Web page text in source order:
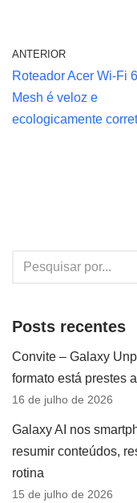
ANTERIOR
Roteador Acer Wi-Fi
Mesh é veloz e
ecologicamente
Posts recentes
Convite – Galaxy
formato está prestes
16 de julho de 2026
Galaxy AI nos
resumir conteúdos,
rotina
15 de julho de 2026